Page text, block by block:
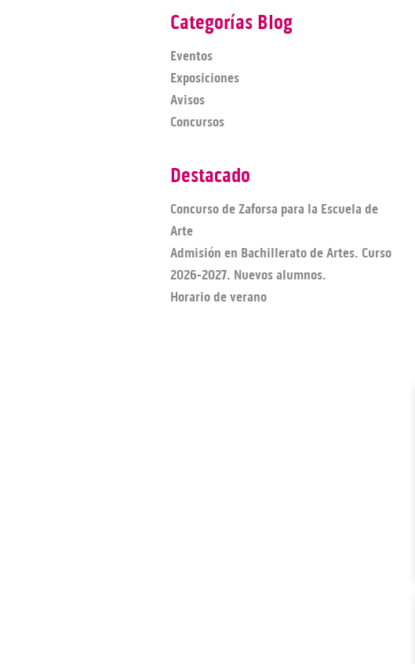
Categorías Blog
Eventos
Exposiciones
Avisos
Concursos
Destacado
Concurso de Zaforsa para la Escuela de
Arte
Admisión en Bachillerato de Artes. Curso
2026-2027. Nuevos alumnos.
Horario de verano